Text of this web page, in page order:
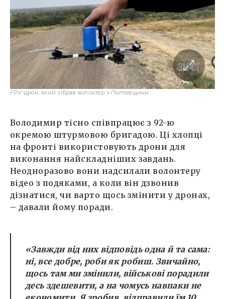
FPV-дрон, який зібрав волонтер з Полтавщини
Володимир тісно співпрацює з 92-ю
окремою штурмовою бригадою. Ці хлопці
на фронті використовують дрони для
виконання найскладніших завдань.
Неодноразово вони надсилали волонтеру
відео з подяками, а коли він дзвонив
дізнатися, чи варто щось змінити у дронах,
– давали йому поради.
«Завжди від них відповідь одна й та сама:
ні, все добре, роби як робиш. Звичайно,
щось там ми змінили, військові порадили
десь здешевити, а на чомусь навпаки не